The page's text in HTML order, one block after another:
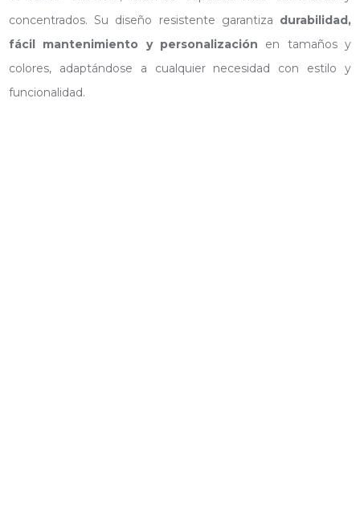
concentrados. Su diseño resistente garantiza durabilidad,
fácil mantenimiento y personalización en tamaños y
colores, adaptándose a cualquier necesidad con estilo y
funcionalidad.